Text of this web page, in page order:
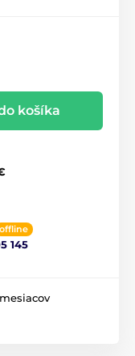
košíka
offline
145